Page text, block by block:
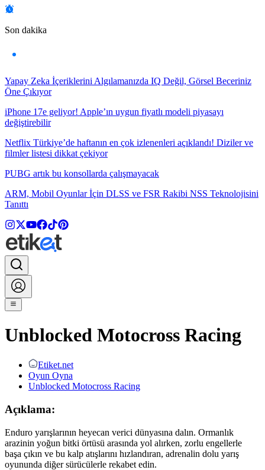
Son dakika
Yapay Zeka İçeriklerini Algılamanızda IQ Değil, Görsel Beceriniz
Öne Çıkıyor
iPhone 17e geliyor! Apple’ın uygun fiyatlı modeli piyasayı
değiştirebilir
Netflix Türkiye’de haftanın en çok izlenenleri açıklandı! Diziler ve
filmler listesi dikkat çekiyor
PUBG artık bu konsollarda çalışmayacak
ARM, Mobil Oyunlar İçin DLSS ve FSR Rakibi NSS Teknolojisini
Tanıttı
Unblocked Motocross Racing
Etiket.net
Oyun Oyna
Unblocked Motocross Racing
Açıklama:
Enduro yarışlarının heyecan verici dünyasına dalın. Ormanlık
arazinin yoğun bitki örtüsü arasında yol alırken, zorlu engellerle
başa çıkın ve bu kalp atışlarını hızlandıran, adrenalin dolu yarış
oyununda diğer sürücülerle rekabet edin.